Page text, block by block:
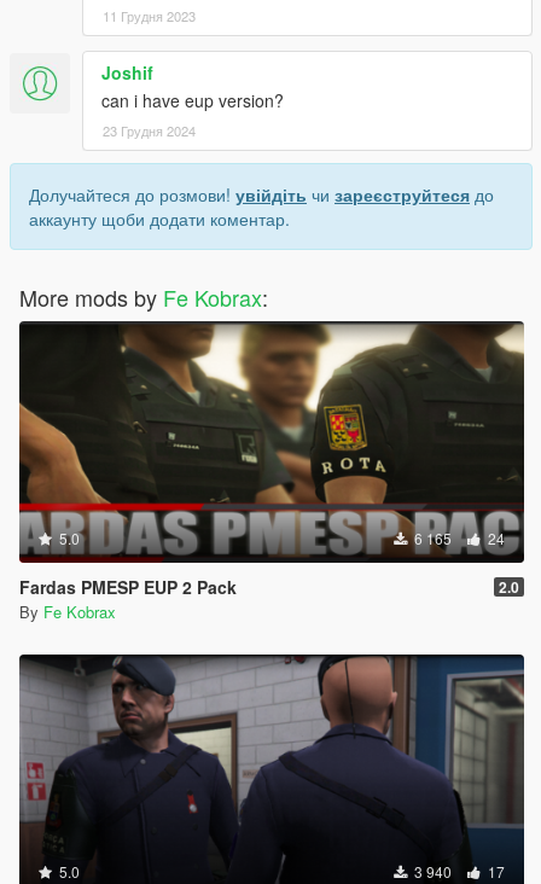
11 Грудня 2023
Joshif
can i have eup version?
23 Грудня 2024
Долучайтеся до розмови! увійдіть чи зареєструйтеся до
аккаунту щоби додати коментар.
More mods by Fe Kobrax:
5.0 6 165 24
Fardas PMESP EUP 2 Pack 2.0
By Fe Kobrax
5.0 3 940 17